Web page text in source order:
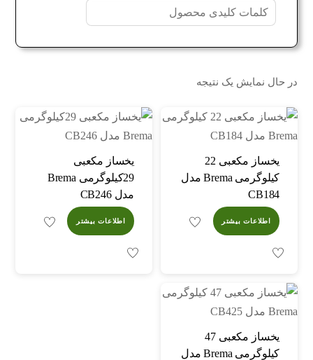
در حال نمایش یک نتیجه
یخساز مکعبی 22
کیلوگرمی Brema مدل
CB184
اطلاعات بیشتر
یخساز مکعبی
29کیلوگرمی Brema
مدل CB246
اطلاعات بیشتر
یخساز مکعبی 47
کیلوگرمی Brema مدل